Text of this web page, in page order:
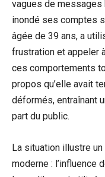
vagues de messages
inondé ses comptes
âgée de 39 ans, a
frustration et appeler
ces comportements
propos qu’elle avait
déformés, entraînant
part du public.
La situation illustre
moderne : l’influence